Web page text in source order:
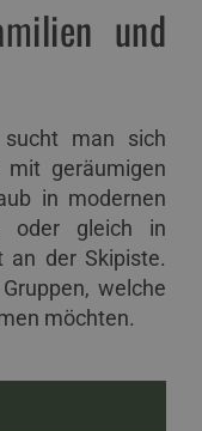
und
man sich
geräumigen
in modernen
oder gleich in
an der Skipiste.
welche
möchten.